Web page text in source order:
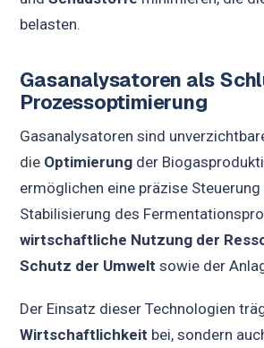
belasten.
Gasanalysatoren als
Prozessoptimierung
Gasanalysatoren sind
die Optimierung der
ermöglichen eine präzise Steuerung
Stabilisierung des
wirtschaftliche Nutzung der
Schutz der Umwelt sowie der
Der Einsatz dieser Technologien
Wirtschaftlichkeit bei, sondern